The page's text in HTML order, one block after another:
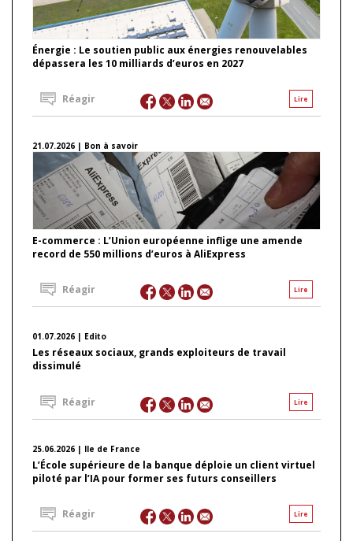
Énergie : Le soutien public aux énergies renouvelables
dépassera les 10 milliards d’euros en 2027
Lire
Réagir
21.07.2026 | Bon à savoir
E-commerce : L’Union européenne inflige une amende
record de 550 millions d’euros à AliExpress
Lire
Réagir
01.07.2026 | Edito
Les réseaux sociaux, grands exploiteurs de travail
dissimulé
Lire
Réagir
25.06.2026 | Ile de France
L’École supérieure de la banque déploie un client virtuel
piloté par l’IA pour former ses futurs conseillers
Lire
Réagir